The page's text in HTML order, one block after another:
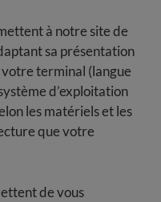
à notre site de
sa présentation
terminal (langue
d’exploitation
les matériels et les
que votre
de vous